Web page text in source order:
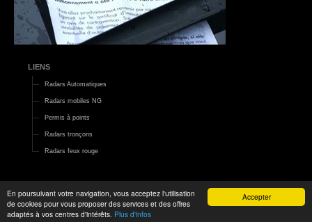
Accepter
En poursuivant votre navigation, vous acceptez l'utilisation
de cookies pour vous proposer des services et des offres
adaptés à vos centres d'intérêts. Plus d'infos
LIENS
Radars Automatiques
Radars mobiles NG
Permis à points
Radars tronçons
Radars feux rouge
2015 © Le Monde d'Aza|Mentions légales